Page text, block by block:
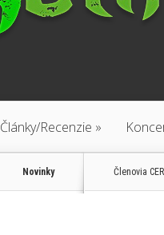
Články/Recenzie »
Novinky Členovia